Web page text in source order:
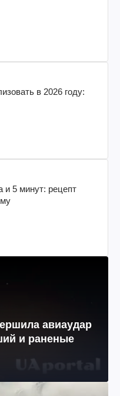
в 2026 году:
и 5 минут: рецепт
авиаудар
и раненые